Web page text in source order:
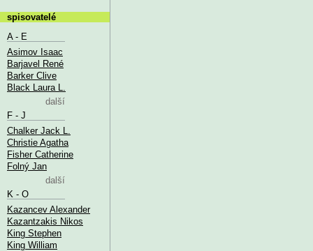
spisovatelé
A - E
Asimov Isaac
Barjavel René
Barker Clive
Black Laura L.
další
F - J
Chalker Jack L.
Christie Agatha
Fisher Catherine
Folný Jan
další
K - O
Kazancev Alexander
Kazantzakis Nikos
King Stephen
King William